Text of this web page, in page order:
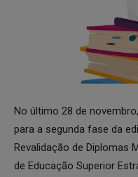
No último 28 de
para a segunda fase da
Revalidação de Diplomas
de Educação Superior